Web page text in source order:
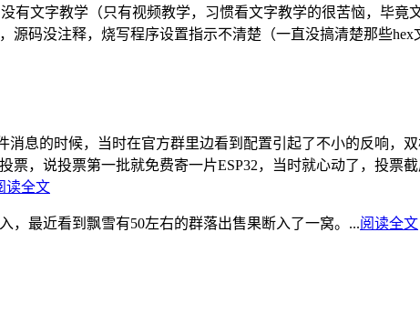
有文字教学（只有视频教学，习惯看文字教学的很苦恼，毕
源码没注释，烧写程序设置指示不清楚（一直没搞清楚那些
消息的时候，当时在官方群里边看到配置引起了不小的反响，
票，说投票第一批就免费寄一片ESP32，当时就心动了，投票
读全文
，最近看到飘雪有50左右的群落出售果断入了一窝。...阅读全文